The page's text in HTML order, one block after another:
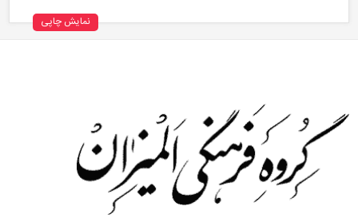
نمایش چاپی